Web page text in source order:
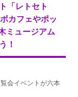
「レトセト
カフェやポッ
ミュージアム
！
会イベントが六本